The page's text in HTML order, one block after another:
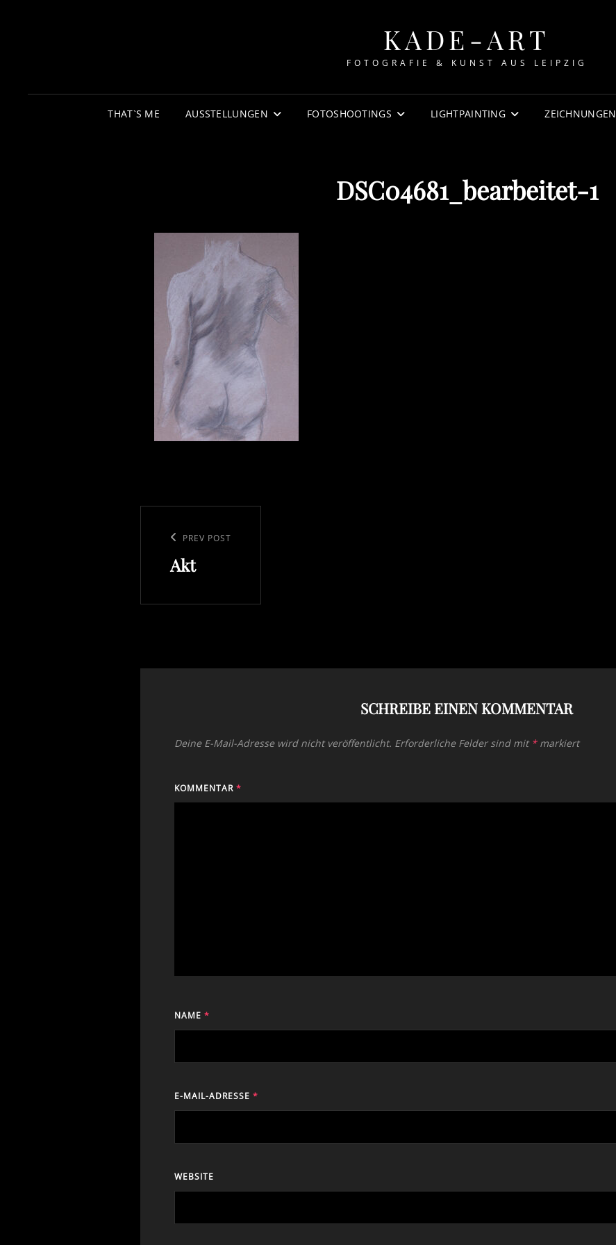
KADE-ART
FOTOGRAFIE & KUNST AUS LEIPZIG
THAT`S ME AUSSTELLUNGEN FOTOSHOOTINGS LIGHTPAINTING ZEICHNUNGEN
DSC04681_bearbeitet-1
Previous
Post
PREV POST
Akt
SCHREIBE EINEN KOMMENTAR
Deine E-Mail-Adresse wird nicht veröffentlicht. Erforderliche Felder sind mit *markiert
KOMMENTAR *
NAME *
E-MAIL-ADRESSE *
WEBSITE